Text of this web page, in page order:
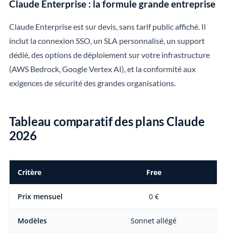
Claude Enterprise : la formule grande entreprise
Claude Enterprise est sur devis, sans tarif public affiché. Il
inclut la connexion SSO, un SLA personnalisé, un support
dédié, des options de déploiement sur votre infrastructure
(AWS Bedrock, Google Vertex AI), et la conformité aux
exigences de sécurité des grandes organisations.
Tableau comparatif des plans Claude
2026
Critère Free
Prix mensuel 0 €
Modèles Sonnet allégé